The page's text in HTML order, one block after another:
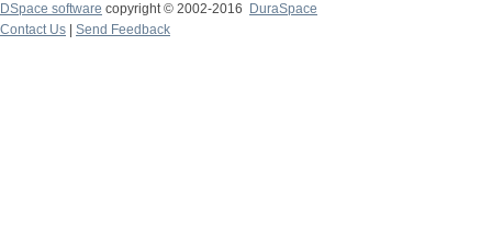
DSpace software copyright © 2002-2016
DuraSpace
Contact Us
Send Feedback